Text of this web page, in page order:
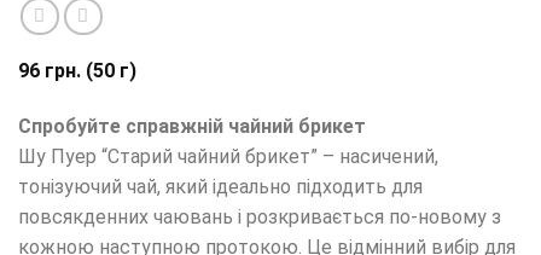
96 грн. (50 г)
Спробуйте справжній чайний брикет
Шу Пуер “Старий чайний брикет” – насичений,
тонізуючий чай, який ідеально підходить для
повсякденних чаювань і розкривається по-новому з
кожною наступною протокою. Це відмінний вибір для